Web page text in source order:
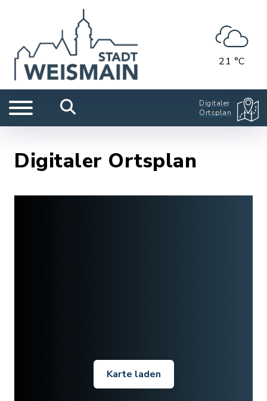
21 °C
Digitaler
Ortsplan
Digitaler Ortsplan
Karte laden